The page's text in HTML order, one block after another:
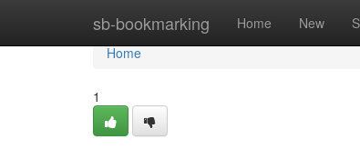
sb-bookmarking Home New
Home
Home
1